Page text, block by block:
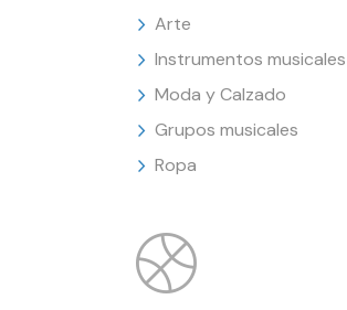
Arte
Instrumentos musicales
Moda y Calzado
Grupos musicales
Ropa